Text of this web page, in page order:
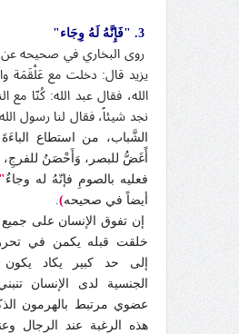
3. "فَإِنَّهُ لَهُ وِجَاء"
روى البخاري في صحيحه عن
يزيد قال: دخلت مع عَلْقَمَة
الله، فقال عبد الله: كُنّا مع
نجد شيئاً، فقال لنا رسول
الشَّباب، من استطاع الباءَةَ
أًغَضُّ للبصر، وَأَحْصَنُ
فعليه بالصومِ فإنّهُ له وجاءٌ
أيضاً في صحيحه)
.
إن تفوق الإنسان على جميع
خلقت قبله يكمن في
إلى حد كبير يكاد يكون
الجنسية لدى الإنسان
عضوي مرتبط بالهرمون
هذه الرغبة عند الرجال